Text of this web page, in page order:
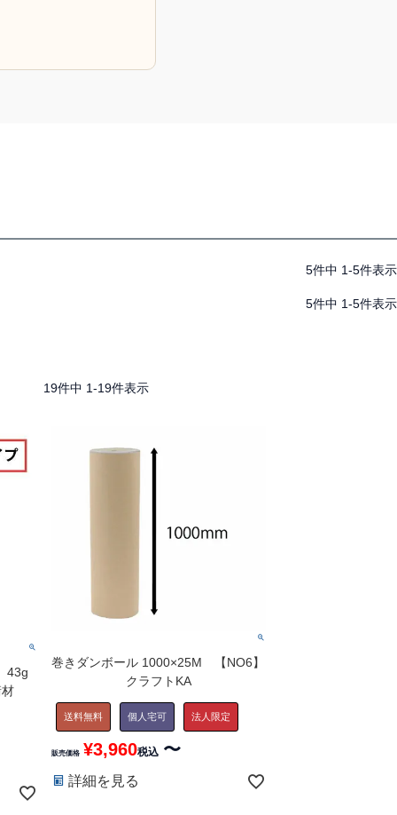
5件中 1-5件表示
5件中 1-5件表示
19件中 1-19件表示
43g
巻きダンボール 1000×25M 【NO6】
クラフトKA
送料無料 個人宅可 法人限定
販売価格 ¥3,960税込 〜
詳細を見る